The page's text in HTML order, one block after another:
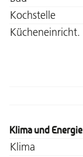
Kochstelle
Kücheneinricht.
Klima und Energie
Klima